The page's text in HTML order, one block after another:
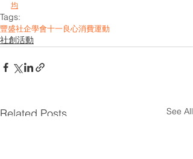
均
Tags:
豐盛社企學會十一良心消費運動
社創活動
Related Posts See All